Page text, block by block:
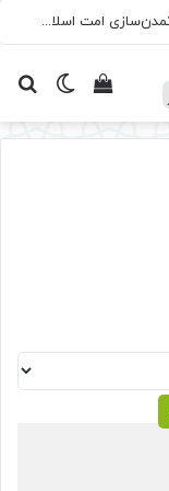
سروده‌ «اربعین»؛ روایت حماسه، استقامت و تمدن‌سازی امت اسلامی
تغییرمشاهده